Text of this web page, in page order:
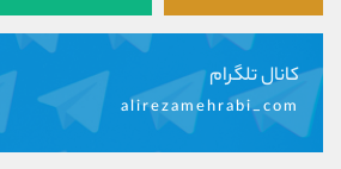
کانال تلگرام
alirezamehrabi_com